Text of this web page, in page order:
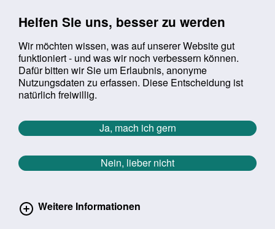
Helfen Sie uns, besser zu werden
Wir möchten wissen, was auf unserer Website gut
funktioniert - und was wir noch verbessern können.
Dafür bitten wir Sie um Erlaubnis, anonyme
Nutzungsdaten zu erfassen. Diese Entscheidung ist
natürlich freiwillig.
Ja, mach ich gern
Nein, lieber nicht
Weitere Informationen
Suchbegriff:
Sie befinden sich hier:
Startseite Aktuelles Aktuelle Meldungen
Aktuelle Meldungen
Zurück zur Übersicht erster
vorheriger
534/1627
Bedarf an Präventions- und